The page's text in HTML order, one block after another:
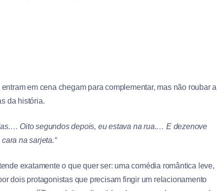
em cena chegam para complementar, mas não roubar a
da história.
… Oito segundos depois, eu estava na rua.…E dezenove
na sarjeta.“
exatamente o que quer ser: uma comédia romântica leve,
dois protagonistas que precisam fingir um relacionamento